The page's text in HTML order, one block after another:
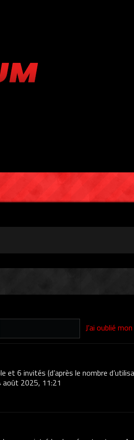
J’ai oublié
6 invités (d’après le nombre
août 2025, 11:21